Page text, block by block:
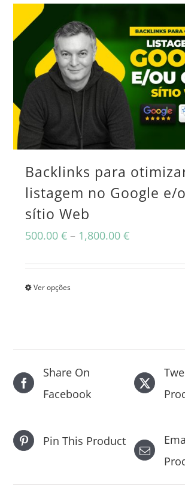
Backlinks para
listagem no Google e/
sítio Web
500.00€ – 1,800.00€Price
Ver opçõesThis
variants.
The
may
chosen
Share On
Facebook
Pin This Product